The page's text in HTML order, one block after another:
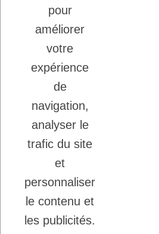
LADYBEL : DES
GRANDE QUALITE
Inscription à la newsletter
Vous pouvez vous
J'accepte les conditions
politique de confidentialité.
pour
améliorer
votre
expérience
de
navigation,
analyser le
trafic du site
et
personnaliser
le contenu et
les publicités.